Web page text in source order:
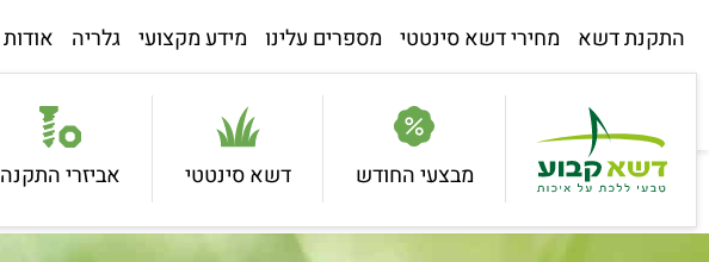
התקנת דשא מחירי דשא סינטטי מספרים עלינו מידע מקצועי גלריה אודות
מבצעי החודש דשא סינטטי אביזרי התקנה